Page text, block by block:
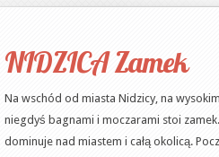
NIDZICA Zamek
Na wschód od miasta Nidzicy, na
niegdyś bagnami i moczarami stoi
dominuje nad miastem i całą okolicą.